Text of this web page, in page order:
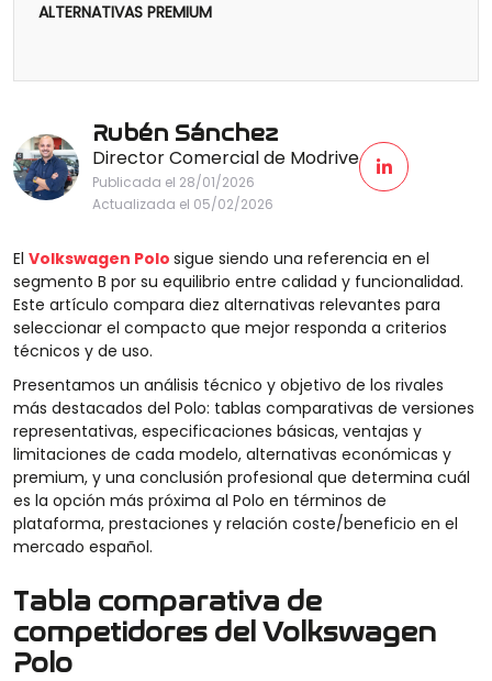
ALTERNATIVAS PREMIUM
Rubén Sánchez
Director Comercial de Modrive
Publicada el 28/01/2026
Actualizada el 05/02/2026
El Volkswagen Polo sigue siendo una referencia en el
segmento B por su equilibrio entre calidad y funcionalidad.
Este artículo compara diez alternativas relevantes para
seleccionar el compacto que mejor responda a criterios
técnicos y de uso.
Presentamos un análisis técnico y objetivo de los rivales
más destacados del Polo: tablas comparativas de versiones
representativas, especificaciones básicas, ventajas y
limitaciones de cada modelo, alternativas económicas y
premium, y una conclusión profesional que determina cuál
es la opción más próxima al Polo en términos de
plataforma, prestaciones y relación coste/beneficio en el
mercado español.
Tabla comparativa de
competidores del Volkswagen
Polo